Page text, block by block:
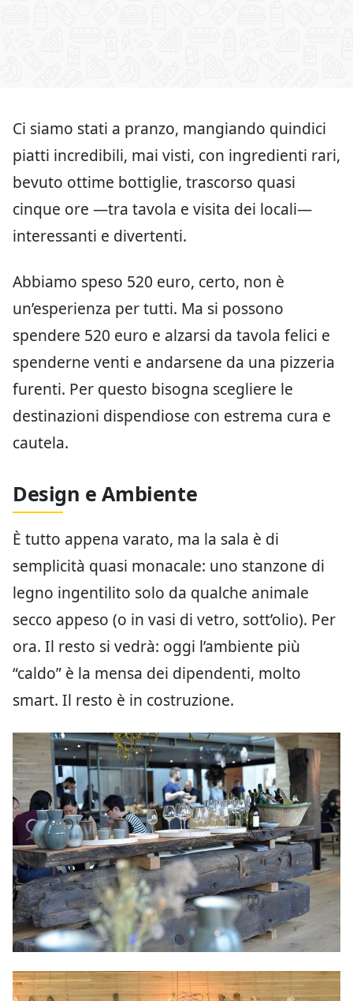
Ci siamo stati a pranzo, mangiando quindici
piatti incredibili, mai visti, con ingredienti rari,
bevuto ottime bottiglie, trascorso quasi
cinque ore —tra tavola e visita dei locali—
interessanti e divertenti.
Abbiamo speso 520 euro, certo, non è
un’esperienza per tutti. Ma si possono
spendere 520 euro e alzarsi da tavola felici e
spenderne venti e andarsene da una pizzeria
furenti. Per questo bisogna scegliere le
destinazioni dispendiose con estrema cura e
cautela.
Design e Ambiente
È tutto appena varato, ma la sala è di
semplicità quasi monacale: uno stanzone di
legno ingentilito solo da qualche animale
secco appeso (o in vasi di vetro, sott’olio). Per
ora. Il resto si vedrà: oggi l’ambiente più
“caldo” è la mensa dei dipendenti, molto
smart. Il resto è in costruzione.